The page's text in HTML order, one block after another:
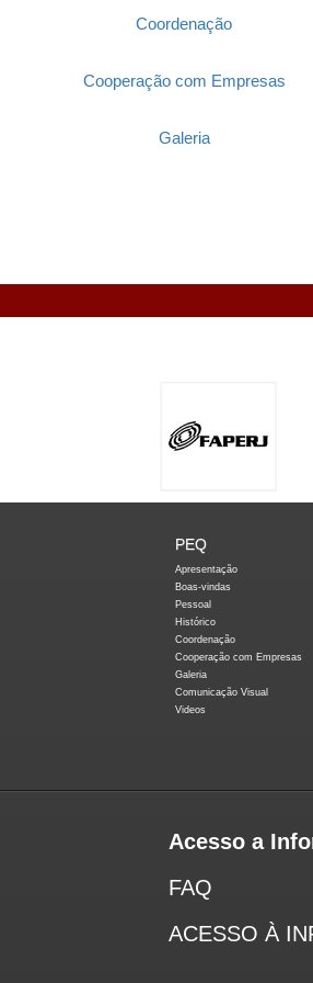
Coordenação
Cooperação com Empresas
Galeria
PEQ
Apresentação
Boas-vindas
Pessoal
Histórico
Coordenação
Cooperação com Empresas
Galeria
Comunicação Visual
Videos
Acesso a
FAQ
ACESSO À